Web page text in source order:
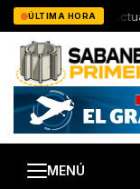
Saltar
al
contenido
ÚLTIMA HORA
Artículo de
MENÚ